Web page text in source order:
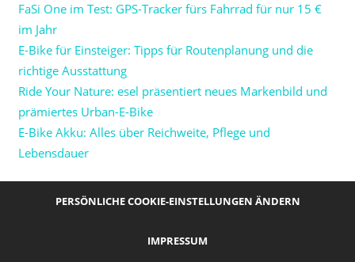
FaSi One im Test: GPS-Tracker fürs Fahrrad für nur 15 €
im Jahr
E-Bike für Einsteiger: Tipps für Routenplanung und die
richtige Ausstattung
Ride Your Nature: esel präsentiert neues Markenbild und
prämiertes Urban-E-Bike
E-Bike Akku: Alles über Reichweite, Pflege und
Lebensdauer
PERSÖNLICHE COOKIE-EINSTELLUNGEN ÄNDERN
IMPRESSUM